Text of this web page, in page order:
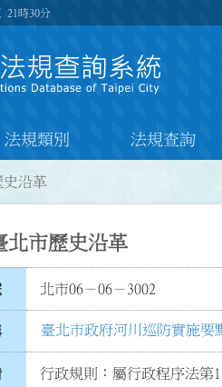
21時30分
法規類別 法規查詢
史沿革
北市歷史沿革
北市06－06－3002
臺北市政府河川巡防實施要
行政規則：屬行政程序法第